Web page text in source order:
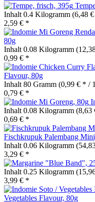
Inhalt 0.4 Kilogramm (6,48
2,59 € *
80g
Inhalt 0.08 Kilogramm
0,99 € *
Flavour, 80g
Inhalt 80 Gramm (0,99 € * /
0,79 € *
Inhalt 0.08 Kilogramm (8,63
0,69 € *
Fischkrupuk Palembang
Inhalt 0.06 Kilogramm
3,29 € *
Inhalt 0.25 Kilogramm
3,99 € *
Vegetables Flavour, 80g